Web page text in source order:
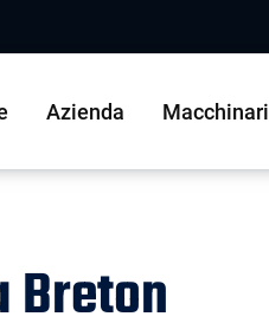
Azienda Macchinari